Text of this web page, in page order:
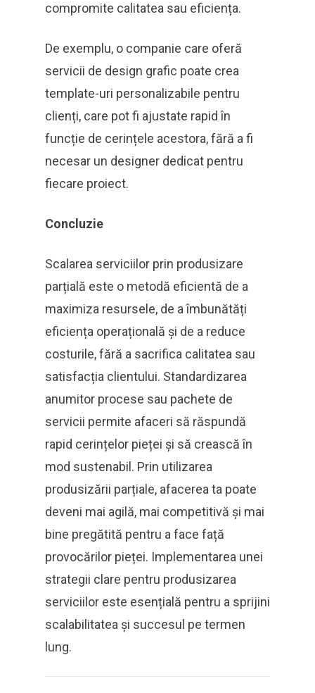
compromite calitatea sau eficiența.
De exemplu, o companie care oferă
servicii de design grafic poate crea
template-uri personalizabile pentru
clienți, care pot fi ajustate rapid în
funcție de cerințele acestora, fără a fi
necesar un designer dedicat pentru
fiecare proiect.
Concluzie
Scalarea serviciilor prin produsizare
parțială este o metodă eficientă de a
maximiza resursele, de a îmbunătăți
eficiența operațională și de a reduce
costurile, fără a sacrifica calitatea sau
satisfacția clientului. Standardizarea
anumitor procese sau pachete de
servicii permite afaceri să răspundă
rapid cerințelor pieței și să crească în
mod sustenabil. Prin utilizarea
produsizării parțiale, afacerea ta poate
deveni mai agilă, mai competitivă și mai
bine pregătită pentru a face față
provocărilor pieței. Implementarea unei
strategii clare pentru produsizarea
serviciilor este esențială pentru a sprijini
scalabilitatea și succesul pe termen
lung.